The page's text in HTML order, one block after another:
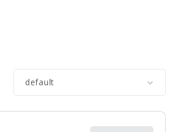
default